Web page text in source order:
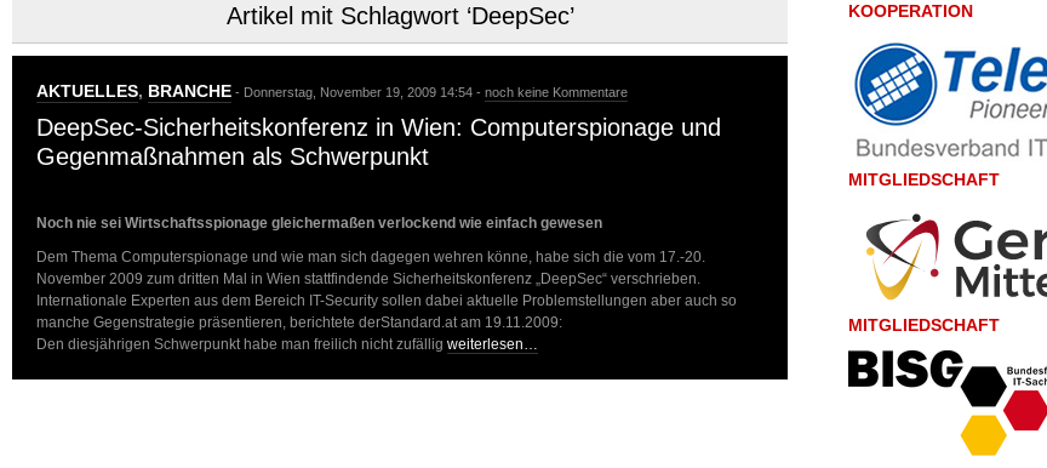
Artikel mit Schlagwort ‘DeepSec’
AKTUELLES, BRANCHE - Donnerstag, November 19, 2009 14:54 - noch keine Kommentare
DeepSec-Sicherheitskonferenz in Wien: Computerspionage und
Gegenmaßnahmen als Schwerpunkt
Noch nie sei Wirtschaftsspionage gleichermaßen verlockend wie einfach gewesen
Dem Thema Computerspionage und wie man sich dagegen wehren könne, habe sich die vom 17.-20.
November 2009 zum dritten Mal in Wien stattfindende Sicherheitskonferenz „DeepSec“ verschrieben.
Internationale Experten aus dem Bereich IT-Security sollen dabei aktuelle Problemstellungen aber auch so
manche Gegenstrategie präsentieren, berichtete derStandard.at am 19.11.2009:
Den diesjährigen Schwerpunkt habe man freilich nicht zufällig weiterlesen…
KOOPERATION
MITGLIEDSCHAFT
MITGLIEDSCHAFT